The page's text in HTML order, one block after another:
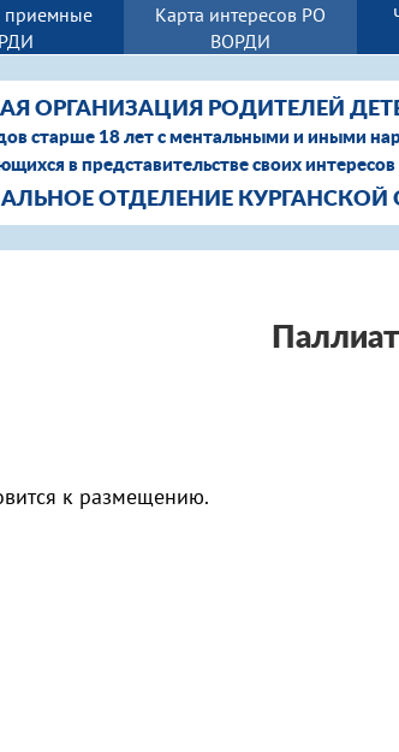
приемные
Карта интересов РО
ВОРДИ
ОРГАНИЗАЦИЯ РОДИТЕЛЕЙ
старше 18 лет с ментальными и иными
в представительстве своих
ОТДЕЛЕНИЕ КУРГАНСКОЙ
к размещению.